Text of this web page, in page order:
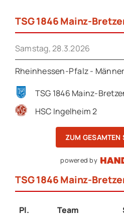
TSG 1846 Mainz-
Samstag, 28.3.2026
Rheinhessen-Pfalz -
TSG 1846 Mainz-
HSC Ingelheim 2
ZUM GESAMTEN
powered by
TSG 1846 Mainz-
Pl. Team